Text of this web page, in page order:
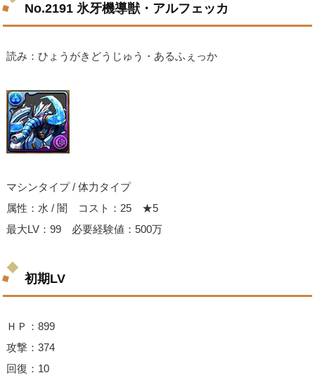
No.2191 氷牙機導獣・アルフェッカ
読み：ひょうがきどうじゅう・あるふぇっか
マシンタイプ / 体力タイプ
属性：水 / 闇 コスト：25 ★5
最大LV：99 必要経験値：500万
初期LV
ＨＰ：899
攻撃：374
回復：10